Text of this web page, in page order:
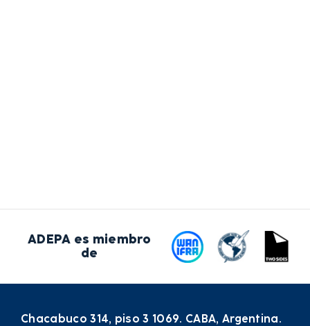
ADEPA es miembro
de
Chacabuco 314, piso 3 1069. CABA, Argentina.